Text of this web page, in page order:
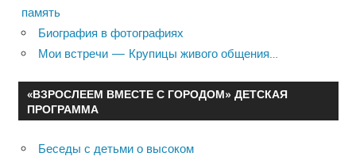
память
Биография в фотографиях
Мои встречи — Крупицы живого общения…
«ВЗРОСЛЕЕМ ВМЕСТЕ С ГОРОДОМ» ДЕТСКАЯ
ПРОГРАММА
Беседы с детьми о высоком